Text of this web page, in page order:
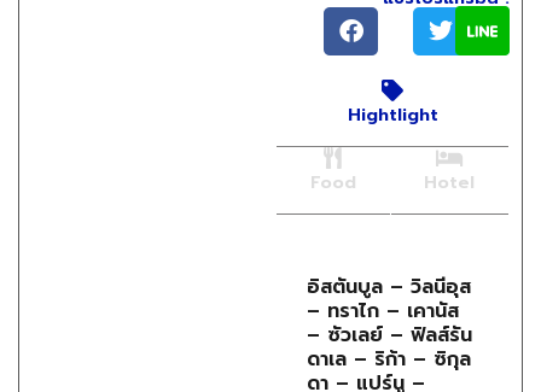
Hightlight
Food Hotel
อิสตันบูล – วิลนีอุส
– ทราไก – เคานัส
– ซัวเลย์ – ฟิลส์รัน
ดาเล – ริก้า – ซิกุล
ดา – แปร์นู –